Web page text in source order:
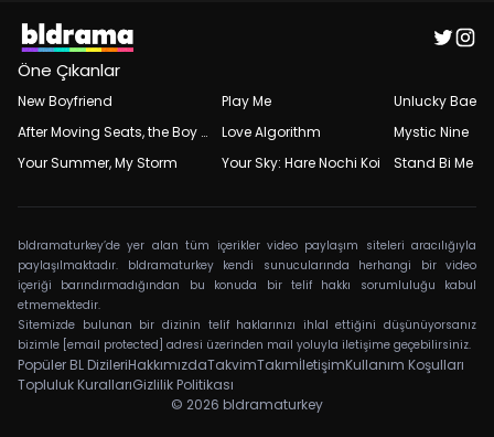
Öne Çıkanlar
New Boyfriend
After Moving Seats, the Boy Behind Me Has a Crush on Me
Your Summer, My Storm
Play Me
Love Algorithm
Your Sky: Hare Nochi Koi
Unlucky Bae
Mystic Nine
Stand Bi Me
bldramaturkey’de yer alan tüm içerikler video paylaşım siteleri aracılığıyla
paylaşılmaktadır. bldramaturkey kendi sunucularında herhangi bir video
içeriği barındırmadığından bu konuda bir telif hakkı sorumluluğu kabul
etmemektedir.
Sitemizde bulunan bir dizinin telif haklarınızı ihlal ettiğini düşünüyorsanız
bizimle [email protected] adresi üzerinden mail yoluyla iletişime geçebilirsiniz.
Popüler BL DizileriHakkımızdaTakvimTakımİletişimKullanım Koşulları
Topluluk KurallarıGizlilik Politikası
© 2026 bldramaturkey